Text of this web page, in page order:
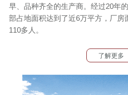
早、品种齐全的生产商。经过20年
部占地面积达到了近6万平方，厂房
110多人。
了解更多